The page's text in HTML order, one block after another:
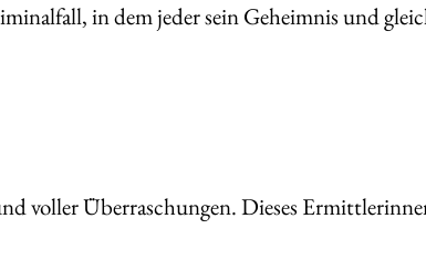
in dem jeder sein Geheimnis und
voller Überraschungen. Dieses